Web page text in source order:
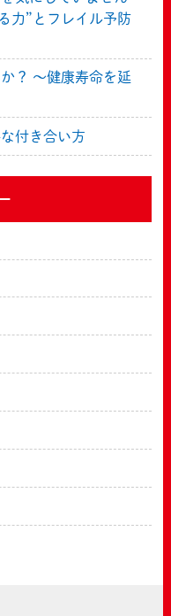
力”とフレイル予防
？ ～健康寿命を延
付き合い方